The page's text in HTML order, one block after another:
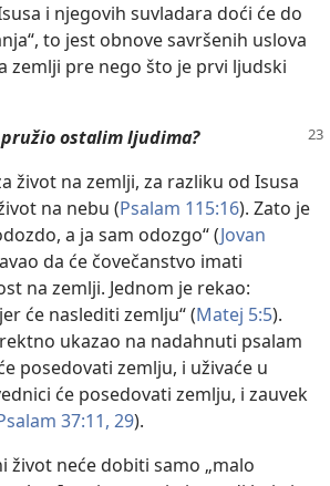
i njegovih suvladara doći će do
to jest obnove savršenih uslova
zemlji pre nego što je prvi ljudski
ostalim ljudima?
život na zemlji, za razliku od Isusa
na nebu (Psalam 115:16). Zato je
a ja sam odozgo“ (Jovan
da će čovečanstvo imati
na zemlji. Jednom je rekao:
će naslediti zemlju“ (Matej 5:5).
ukazao na nadahnuti psalam
posedovati zemlju, i uživaće u
će posedovati zemlju, i zauvek
37:11, 29).
život neće dobiti samo „malo